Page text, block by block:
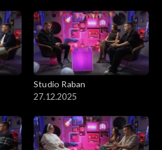
Studio Raban
27.12.2025